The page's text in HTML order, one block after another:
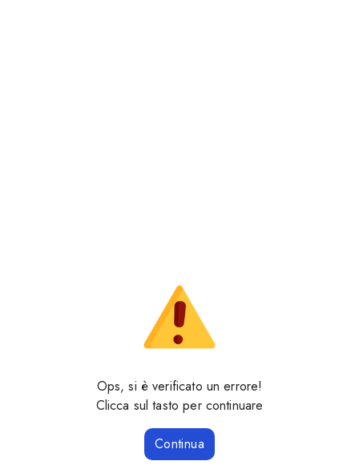
Ops, si è verificato un errore!
Clicca sul tasto per continuare
Continua